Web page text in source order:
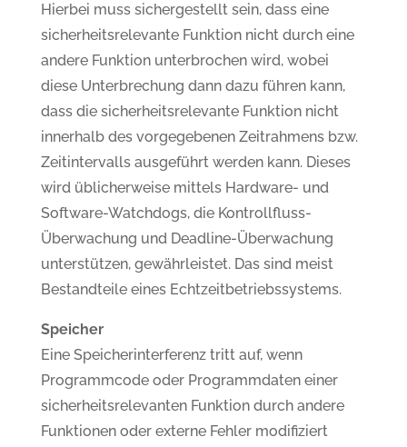
Hierbei muss sichergestellt sein, dass eine
sicherheitsrelevante Funktion nicht durch eine
andere Funktion unterbrochen wird, wobei
diese Unterbrechung dann dazu führen kann,
dass die sicherheitsrelevante Funktion nicht
innerhalb des vorgegebenen Zeitrahmens bzw.
Zeitintervalls ausgeführt werden kann. Dieses
wird üblicherweise mittels Hardware- und
Software-Watchdogs, die Kontrollfluss-
Überwachung und Deadline-Überwachung
unterstützen, gewährleistet. Das sind meist
Bestandteile eines Echtzeitbetriebssystems.
Speicher
Eine Speicherinterferenz tritt auf, wenn
Programmcode oder Programmdaten einer
sicherheitsrelevanten Funktion durch andere
Funktionen oder externe Fehler modifiziert